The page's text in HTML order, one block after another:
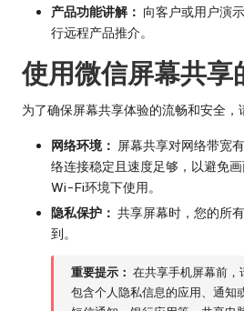
产品功能讲解： 向客户或用户演
行远程产品推介。
使用微信屏幕共享
为了确保屏幕共享体验的流畅和安全，
网络环境： 屏幕共享对网络带宽
络连接稳定且速度足够，以避免
Wi-Fi环境下使用。
隐私保护： 共享屏幕时，您的所
到。
重要提示： 在共享手机屏幕前
包含个人隐私信息的应用、通知